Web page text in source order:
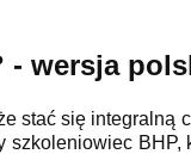
- wersja
stać się integralną
BHP,